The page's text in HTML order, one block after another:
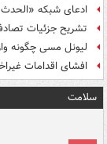
ادعای شبکه
تشریح جزئیات تصادف ۱۲ خودرو با ۱۹
لیونل مسی چگونه
افشای اقدامات
سلامت